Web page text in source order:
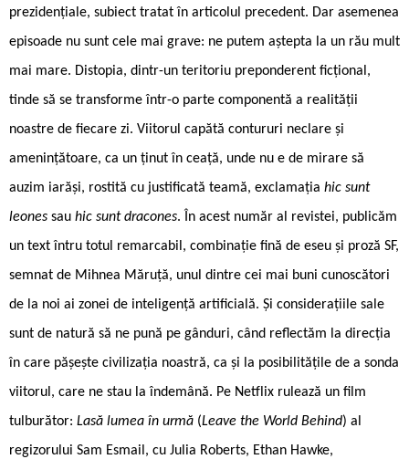
prezidențiale, subiect tratat în articolul precedent. Dar asemenea
episoade nu sunt cele mai grave: ne putem aștepta la un rău mult
mai mare. Distopia, dintr-un teritoriu preponderent ficțional,
tinde să se transforme într-o parte componentă a realității
noastre de fiecare zi. Viitorul capătă contururi neclare și
amenințătoare, ca un ținut în ceață, unde nu e de mirare să
auzim iarăși, rostită cu justificată teamă, exclamația hic sunt
leones sau hic sunt dracones. În acest număr al revistei, publicăm
un text întru totul remarcabil, combinație fină de eseu și proză SF,
semnat de Mihnea Măruță, unul dintre cei mai buni cunoscători
de la noi ai zonei de inteligență artificială. Și considerațiile sale
sunt de natură să ne pună pe gânduri, când reflectăm la direcția
în care pășește civilizația noastră, ca și la posibilitățile de a sonda
viitorul, care ne stau la îndemână. Pe Netflix rulează un film
tulburător: Lasă lumea în urmă (Leave the World Behind) al
regizorului Sam Esmail, cu Julia Roberts, Ethan Hawke,